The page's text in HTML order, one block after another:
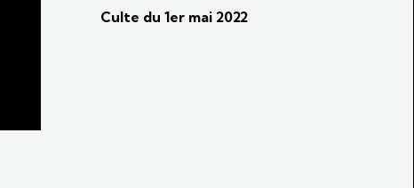
Culte du 1er mai 2022